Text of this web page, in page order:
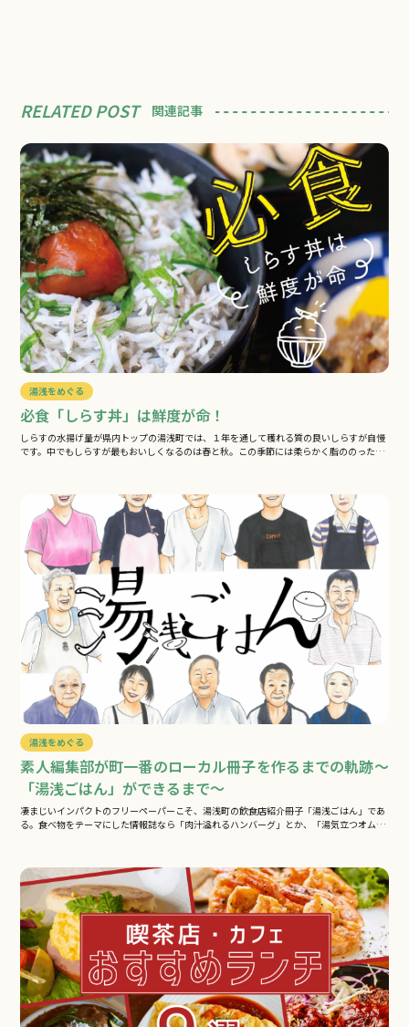
RELATED POST 関連記事
湯浅をめぐる
必食「しらす丼」は鮮度が命！
しらすの水揚げ量が県内トップの湯浅町では、１年を通して穫れる質の良いしらすが自慢
です。中でもしらすが最もおいしくなるのは春と秋。この季節には柔らかく脂ののった
湯浅をめぐる
素人編集部が町一番のローカル冊子を作るまでの軌跡～
「湯浅ごはん」ができるまで～
凄まじいインパクトのフリーペーパーこそ、湯浅町の飲食店紹介冊子「湯浅ごはん」であ
る。食べ物をテーマにした情報誌なら「肉汁溢れるハンバーグ」とか、「湯気立つオム